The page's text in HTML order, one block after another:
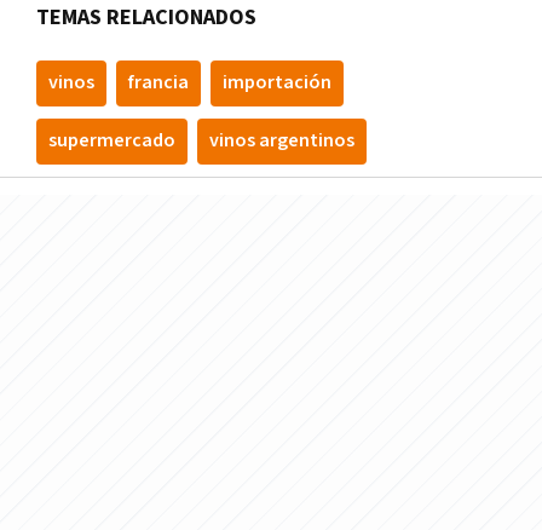
TEMAS RELACIONADOS
vinos francia importación
supermercado vinos argentinos